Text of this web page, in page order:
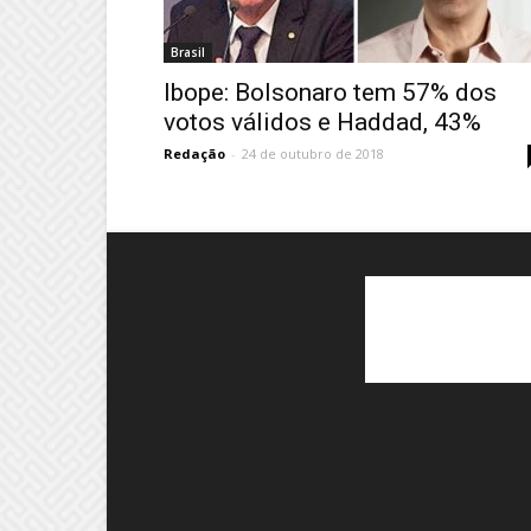
Brasil
Ibope: Bolsonaro tem 57% dos
votos válidos e Haddad, 43%
Redação - 24 de outubro de 2018